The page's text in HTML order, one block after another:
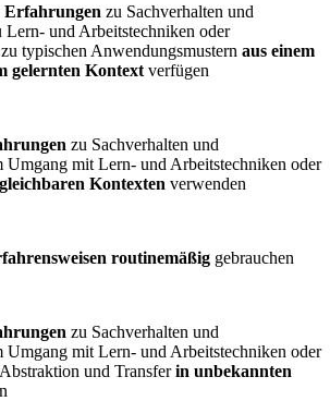
Erfahrungen zu Sachverhalten und
Lern- und Arbeitstechniken oder
typischen Anwendungsmustern aus einem
gelernten Kontext verfügen
zu Sachverhalten und
Umgang mit Lern- und Arbeitstechniken oder
Kontexten verwenden
routinemäßig gebrauchen
zu Sachverhalten und
Umgang mit Lern- und Arbeitstechniken oder
und Transferin unbekannten